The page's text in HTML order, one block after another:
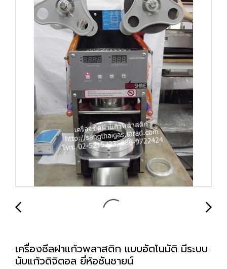
เครื่องซีลฝาแก้วพลาสติก แบบอัตโนมัติ มีระบบ
นับแก้วดิจิตอล ยี่ห้อซันชายน์